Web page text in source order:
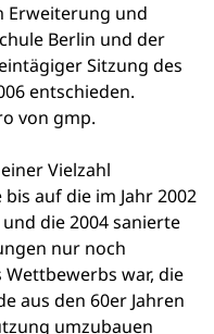
Erweiterung und
Berlin und der
Sitzung des
entschieden.
von gmp.
Vielzahl
auf die im Jahr 2002
die 2004 sanierte
nur noch
war, die
aus den 60er Jahren
umzubauen